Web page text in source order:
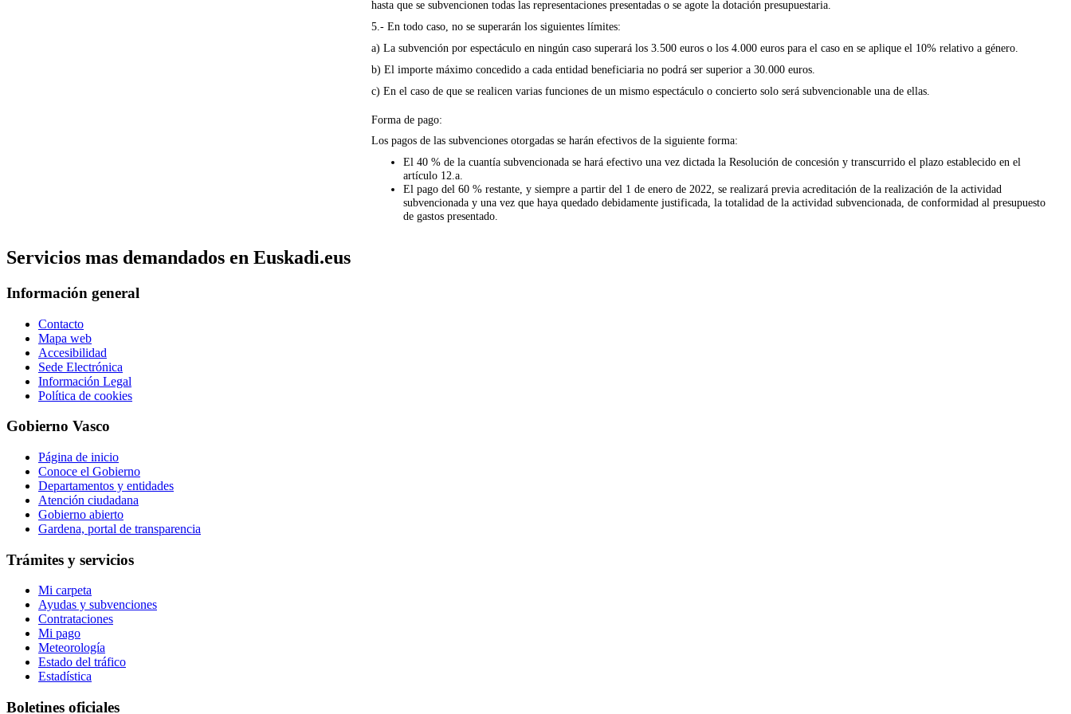
hasta que se subvencionen todas las representaciones presentadas o se agote la dotación presupuestaria.
5.- En todo caso, no se superarán los siguientes límites:
a) La subvención por espectáculo en ningún caso superará los 3.500 euros o los 4.000 euros para el caso en se aplique el 10% relativo a género.
b) El importe máximo concedido a cada entidad beneficiaria no podrá ser superior a 30.000 euros.
c) En el caso de que se realicen varias funciones de un mismo espectáculo o concierto solo será subvencionable una de ellas.
Forma de pago:
Los pagos de las subvenciones otorgadas se harán efectivos de la siguiente forma:
El 40 % de la cuantía subvencionada se hará efectivo una vez dictada la Resolución de concesión y transcurrido el plazo establecido en el
artículo 12.a.
El pago del 60 % restante, y siempre a partir del 1 de enero de 2022, se realizará previa acreditación de la realización de la actividad
subvencionada y una vez que haya quedado debidamente justificada, la totalidad de la actividad subvencionada, de conformidad al presupuesto
de gastos presentado.
Servicios mas demandados en Euskadi.eus
Información general
Contacto
Mapa web
Accesibilidad
Sede Electrónica
Información Legal
Política de cookies
Gobierno Vasco
Página de inicio
Conoce el Gobierno
Departamentos y entidades
Atención ciudadana
Gobierno abierto
Gardena, portal de transparencia
Trámites y servicios
Mi carpeta
Ayudas y subvenciones
Contrataciones
Mi pago
Meteorología
Estado del tráfico
Estadística
Boletines oficiales